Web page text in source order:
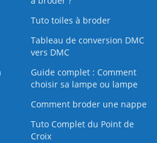
Tuto toiles à broder
Tableau de conversion DMC
vers DMC
Guide complet : Comment
choisir sa lampe ou lampe
Comment broder une nappe
Tuto Complet du Point de
Croix